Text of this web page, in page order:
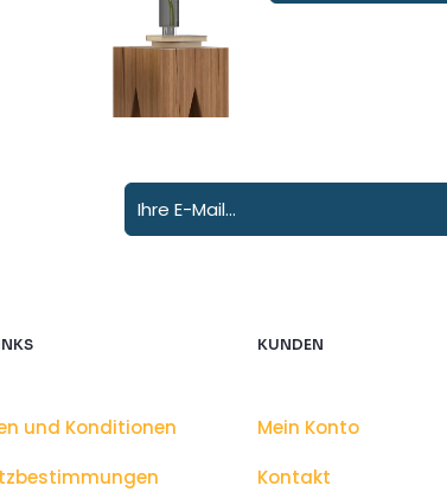
und Konditionen
KUNDEN
Mein Konto
Kontakt